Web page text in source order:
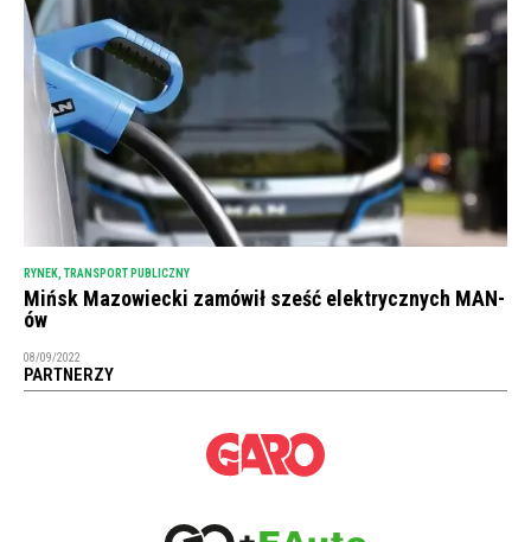
RYNEK TRANSPORT PUBLICZNY
Mińsk Mazowiecki zamówił sześć elektrycznych MAN-
ów
08/09/2022
PARTNERZY